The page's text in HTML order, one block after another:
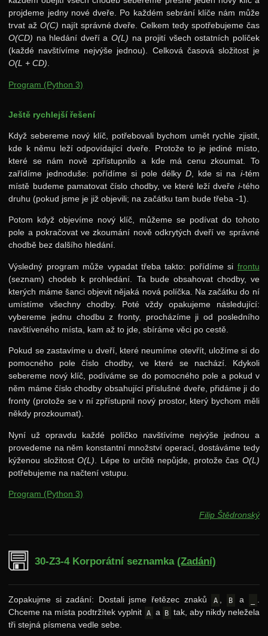
projdeme jedny nové dveře. Po každém sebrání klíče nám může
trvat až O(C) najít správné dveře. Celkem tedy spotřebujeme čas
O(CD) na hledání dveří a O(L) na projití všech ostatních políček
(každé navštívíme nejvýše jednou). Celková časová složitost je
O(L + CD).
Program (Python 3)
Ještě rychlejší řešení
Když sebereme nový klíč, potřebovali bychom umět rychle zjistit,
kde k němu leží odpovídající dveře. Protože to je jediné místo,
které se nám nově zpřístupnilo a kde má cenu zkoumat. To
zařídíme jednoduše: pořídíme si pole délkyD , kde si na i-tém
místě budeme pamatovat číslo chodby, ve které leží dveře i-tého
druhu (pokud jsme je již objevili; na začátku tam bude třeba -1).
Potom když objevíme nový klíč, můžeme se podívat do tohoto
pole a pokračovat ve zkoumání nově odkrytých dveří ve správné
chodbě bez dalšího hledání.
Výsledný program může vypadat třeba takto: pořídíme si frontu
(seznam) chodeb k prohledání. Ta bude obsahovat chodby, ve
kterých máme šanci objevit nějaká nová políčka. Na začátku do ní
umístíme všechny chodby. Poté vždy opakujeme následující:
vybereme jednu chodbu z fronty, procházíme ji od posledního
navštíveného místa, kam až to jde, sbíráme věci po cestě.
Pokud se zastavíme u dveří, které neumíme otevřít, uložíme si do
pomocného pole číslo chodby, ve které se nachází. Kdykoli
sebereme nový klíč, podíváme se do pomocného pole a pokud v
něm máme číslo chodby obsahující příslušné dveře, přidáme ji do
fronty (protože se v ní zpřístupnil nový prostor, který bychom měli
někdy prozkoumat).
Nyní už opravdu každé políčko navštívíme nejvýše jednou a
provedeme na něm konstantní množství operací, dostáváme tedy
kýženou složitostO(L) . Lépe to určitě nepůjde, protože čas O(L)
potřebujeme na načtení vstupu.
Program (Python 3)
Filip Štědronský
30-Z3-4 Korporátní seznamka (Zadání)
Zopakujme si zadání: Dostali jsme řetězec znaků A B a
Chceme na místa podtržítek vyplnit A a B tak, aby nikdy neležela
tři stejná písmena vedle sebe.